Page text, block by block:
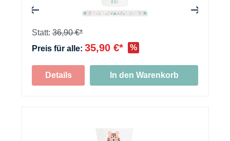
Statt: 36,90 €*
Preis für alle: 35,90 €* %
Details In den Warenkorb